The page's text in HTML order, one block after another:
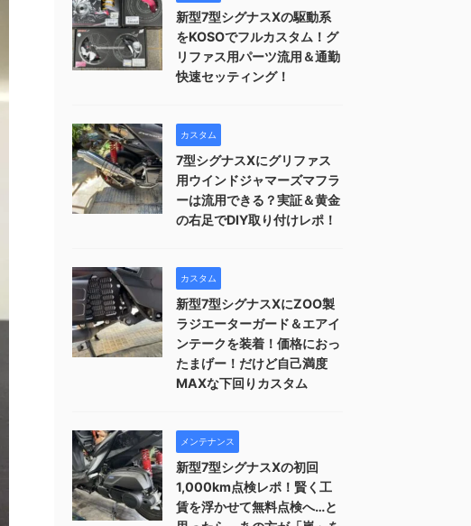
新型7型シグナスXの駆動系
をKOSOでフルカスタム！グ
リファス用パーツ流用＆通勤
快速セッティング！
カスタム
7型シグナスXにグリファス
用ウインドジャマーズマフラ
ーは流用できる？実証＆黄金
の右足でDIY取り付けレポ！
カスタム
新型7型シグナスXにZOO製
ラジエーターガード＆エアイ
ンテークを装着！価格におっ
たまげー！だけど自己満度
MAXな下回りカスタム
メンテナンス
新型7型シグナスXの初回
1,000km点検レポ！賢く工
賃を浮かせて無料点検へ…と